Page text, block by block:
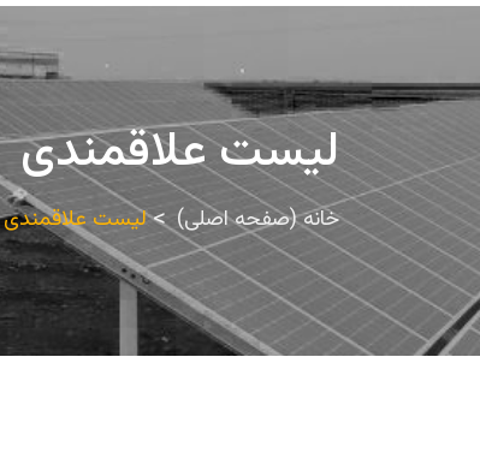
لیست علاقمندی
خانه (صفحه اصلی) لیست علاقمندی